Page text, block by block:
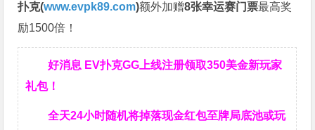
扑克(www.evpk89.com)额外加赠8张幸运赛门票最高奖
励1500倍！
好消息 EV扑克GG上线注册领取350美金新玩家
礼包！
全天24小时随机将掉落现金红包至牌局底池或玩